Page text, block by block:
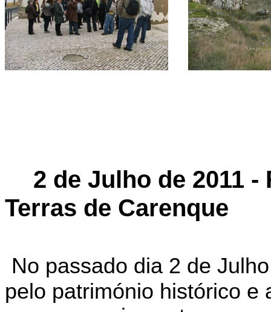
2 de Julho de 2011
Terras de Carenque
No passado dia 2 de
pelo património histórico e